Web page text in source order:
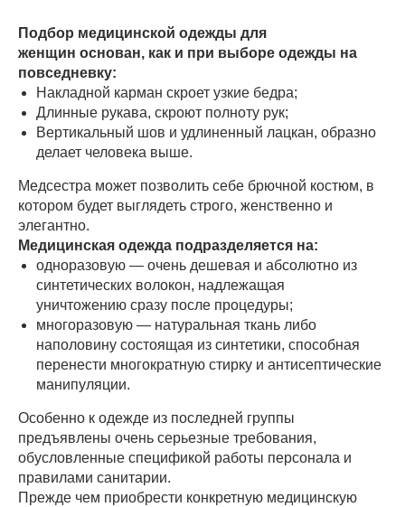
Подбор медицинской одежды для
женщин основан, как и при выборе одежды на
повседневку:
Накладной карман скроет узкие бедра;
Длинные рукава, скроют полноту рук;
Вертикальный шов и удлиненный лацкан, образно
делает человека выше.
Медсестра может позволить себе брючной костюм, в
котором будет выглядеть строго, женственно и
элегантно.
Медицинская одежда подразделяется на:
одноразовую — очень дешевая и абсолютно из
синтетических волокон, надлежащая
уничтожению сразу после процедуры;
многоразовую — натуральная ткань либо
наполовину состоящая из синтетики, способная
перенести многократную стирку и антисептические
манипуляции.
Особенно к одежде из последней группы
предъявлены очень серьезные требования,
обусловленные спецификой работы персонала и
правилами санитарии.
Прежде чем приобрести конкретную медицинскую